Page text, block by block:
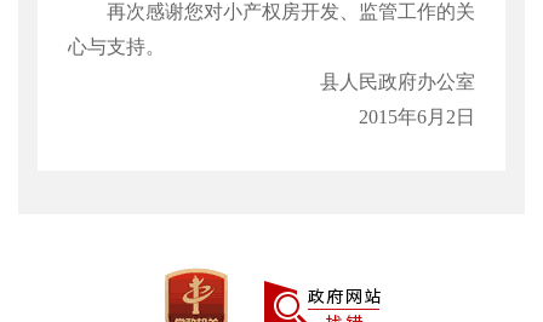
再次感谢您对小产权房开发、监管工作的关
心与支持。
县人民政府办公室
2015年6月 2 日